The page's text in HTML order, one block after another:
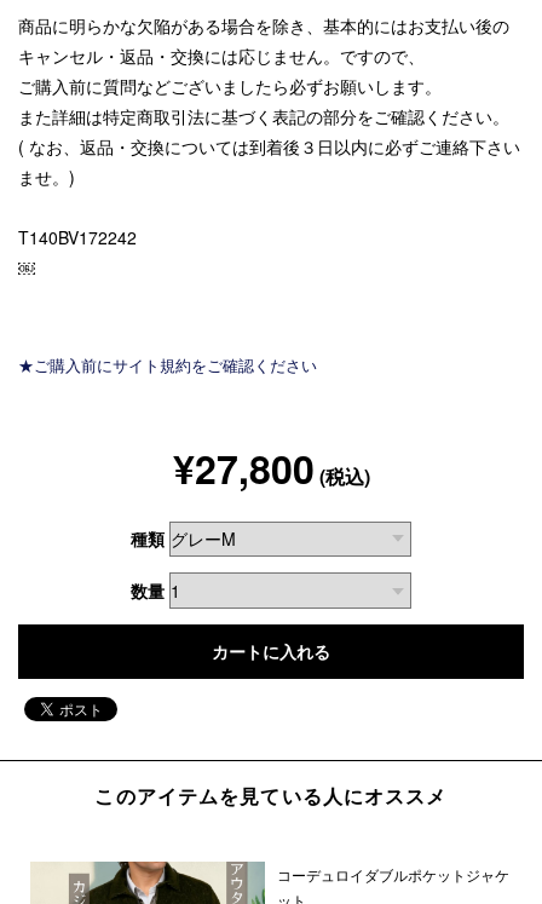
商品に明らかな欠陥がある場合を除き、基本的にはお支払い後の
キャンセル・返品・交換には応じません。ですので、
ご購入前に質問などございましたら必ずお願いします。
また詳細は特定商取引法に基づく表記の部分をご確認ください。
( なお、返品・交換については到着後３日以内に必ずご連絡下さい
ませ。)
T140BV172242
￼
★ご購入前にサイト規約をご確認ください
¥27,800 (税込)
種類
数量
このアイテムを見ている人にオススメ
コーデュロイダブルポケットジャケ
ット